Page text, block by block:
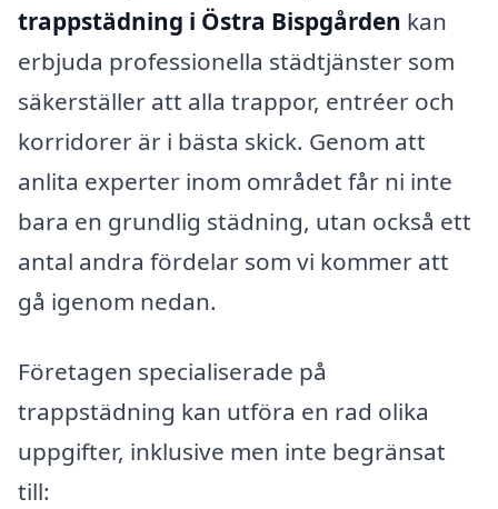
trappstädning i Östra Bispgården kan
erbjuda professionella städtjänster som
säkerställer att alla trappor, entréer och
korridorer är i bästa skick. Genom att
anlita experter inom området får ni inte
bara en grundlig städning, utan också ett
antal andra fördelar som vi kommer att
gå igenom nedan.
Företagen specialiserade på
trappstädning kan utföra en rad olika
uppgifter, inklusive men inte begränsat
till: